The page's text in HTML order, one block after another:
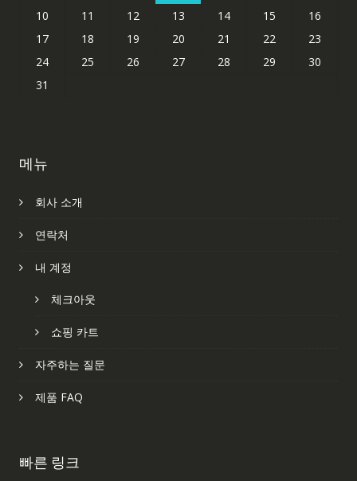
10
11 12 13 14 15
16
17
18 19 20 21 22
23
24
25 26 27 28 29
30
31
메뉴
회사 소개
연락처
내 계정
체크아웃
쇼핑 카트
자주하는 질문
제품 FAQ
빠른 링크